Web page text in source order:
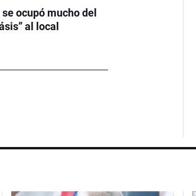
ocupó mucho del
al local